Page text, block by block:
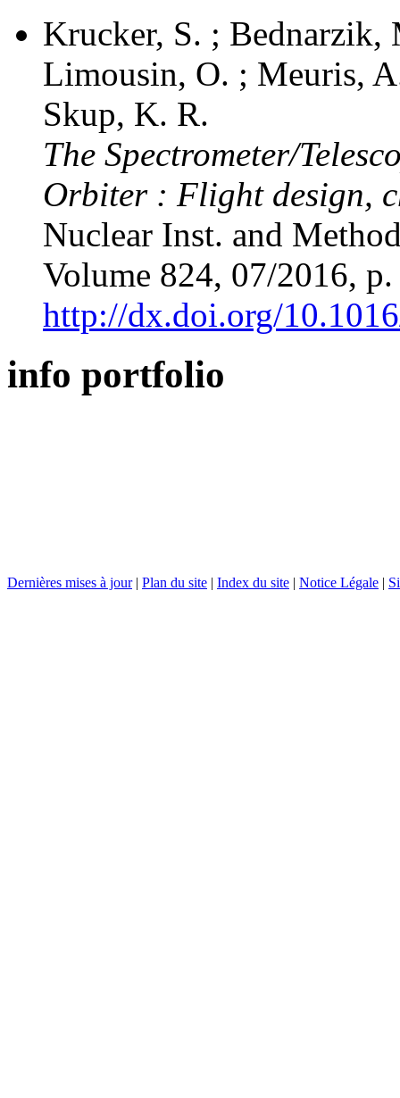
Krucker, S. ;
Limousin, O. ; Meuris,
Skup, K. R.
The Spectrometer/
Orbiter : Flight design,
Nuclear Inst. and
Volume 824, 07/2016,
http://dx.doi.org/
info portfolio
Dernières mises à jour| Plan du site | Index du site | Notice Légale |